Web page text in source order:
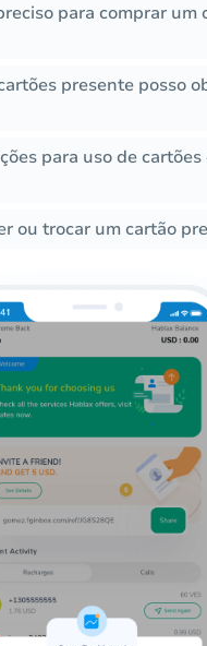
para comprar um
presente posso
para uso de cartões
ou trocar um cartão